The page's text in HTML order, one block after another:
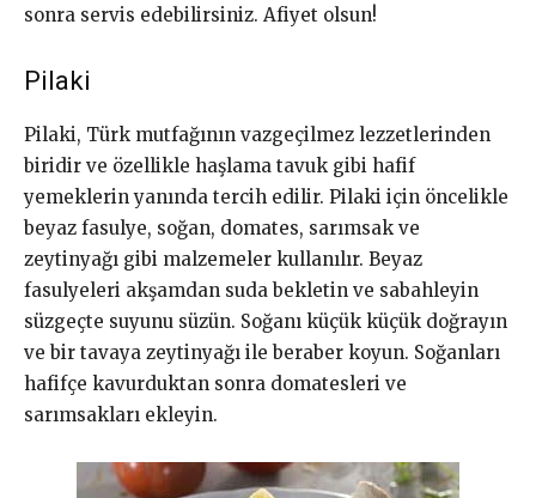
sonra servis edebilirsiniz. Afiyet olsun!
Pilaki
Pilaki, Türk mutfağının vazgeçilmez lezzetlerinden
biridir ve özellikle haşlama tavuk gibi hafif
yemeklerin yanında tercih edilir. Pilaki için öncelikle
beyaz fasulye, soğan, domates, sarımsak ve
zeytinyağı gibi malzemeler kullanılır. Beyaz
fasulyeleri akşamdan suda bekletin ve sabahleyin
süzgeçte suyunu süzün. Soğanı küçük küçük doğrayın
ve bir tavaya zeytinyağı ile beraber koyun. Soğanları
hafifçe kavurduktan sonra domatesleri ve
sarımsakları ekleyin.